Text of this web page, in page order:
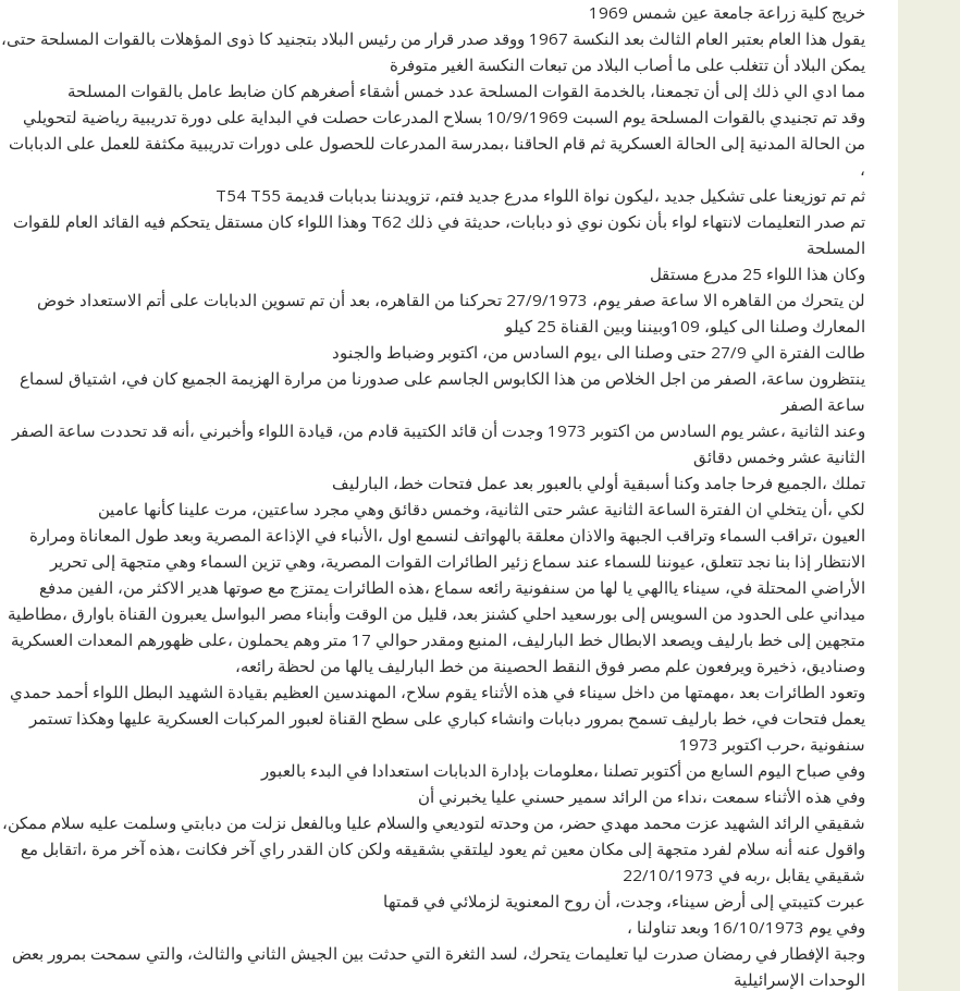
خريج كلية زراعة جامعة عين شمس 1969
يقول هذا العام بعتبر العام الثالث بعد النكسة 1967 ووقد صدر قرار من رئيس البلاد بتجنيد كا ذوى المؤهلات بالقوات المسلحة حتى،
يمكن البلاد أن تتغلب على ما أصاب البلاد من تبعات النكسة الغير متوفرة
مما ادي الي ذلك إلى أن تجمعنا، بالخدمة القوات المسلحة عدد خمس أشقاء أصغرهم كان ضابط عامل بالقوات المسلحة
وقد تم تجنيدي بالقوات المسلحة يوم السبت 10/9/1969 بسلاح المدرعات حصلت في البداية على دورة تدريبية رياضية لتحويلي
من الحالة المدنية إلى الحالة العسكرية ثم قام الحاقنا ،بمدرسة المدرعات للحصول على دورات تدريبية مكثفة للعمل على الدبابات
،
ثم تم توزيعنا على تشكيل جديد ،ليكون نواة اللواء مدرع جديد فتم، تزويدننا بدبابات قديمة T54 T55
تم صدر التعليمات لانتهاء لواء بأن نكون نوي ذو دبابات، حديثة في ذلك T62 وهذا اللواء كان مستقل يتحكم فيه القائد العام للقوات
المسلحة
وكان هذا اللواء 25 مدرع مستقل
لن يتحرك من القاهره الا ساعة صفر يوم، 27/9/1973 تحركنا من القاهره، بعد أن تم تسوين الدبابات على أتم الاستعداد خوض
المعارك وصلنا الى كيلو، 109وبيننا وبين القناة 25 كيلو
طالت الفترة الي 27/9 حتى وصلنا الى ،يوم السادس من، اكتوبر وضباط والجنود
ينتظرون ساعة، الصفر من اجل الخلاص من هذا الكابوس الجاسم على صدورنا من مرارة الهزيمة الجميع كان في، اشتياق لسماع
ساعة الصفر
وعند الثانية ،عشر يوم السادس من اكتوبر 1973 وجدت أن قائد الكتيبة قادم من، قيادة اللواء وأخبرني ،أنه قد تحددت ساعة الصفر
الثانية عشر وخمس دقائق
تملك ،الجميع فرحا جامد وكنا أسبقية أولي بالعبور بعد عمل فتحات خط، البارليف
لكي ،أن يتخلي ان الفترة الساعة الثانية عشر حتى الثانية، وخمس دقائق وهي مجرد ساعتين، مرت علينا كأنها عامين
العيون ،تراقب السماء وتراقب الجبهة والاذان معلقة بالهواتف لنسمع اول ،الأنباء في الإذاعة المصرية وبعد طول المعاناة ومرارة
الانتظار إذا بنا نجد تتعلق، عيوننا للسماء عند سماع زئير الطائرات القوات المصرية، وهي تزين السماء وهي متجهة إلى تحرير
الأراضي المحتلة في، سيناء ياالهي يا لها من سنفونية رائعه سماع ،هذه الطائرات يمتزج مع صوتها هدير الاكثر من، الفين مدفع
ميداني على الحدود من السويس إلى بورسعيد احلي كشنز بعد، قليل من الوقت وأبناء مصر البواسل يعبرون القناة باوارق ،مطاطية
متجهين إلى خط بارليف ويصعد الابطال خط البارليف، المنبع ومقدر حوالي 17 متر وهم يحملون ،على ظهورهم المعدات العسكرية
وصناديق، ذخيرة ويرفعون علم مصر فوق النقط الحصينة من خط البارليف يالها من لحظة رائعه،
وتعود الطائرات بعد ،مهمتها من داخل سيناء في هذه الأثناء يقوم سلاح، المهندسين العظيم بقيادة الشهيد البطل اللواء أحمد حمدي
يعمل فتحات في، خط بارليف تسمح بمرور دبابات وانشاء كباري على سطح القناة لعبور المركبات العسكرية عليها وهكذا تستمر
سنفونية ،حرب اكتوبر 1973
وفي صباح اليوم السابع من أكتوبر تصلنا ،معلومات بإدارة الدبابات استعدادا في البدء بالعبور
وفي هذه الأثناء سمعت ،نداء من الرائد سمير حسني عليا يخبرني أن
شقيقي الرائد الشهيد عزت محمد مهدي حضر، من وحدته لتوديعي والسلام عليا وبالفعل نزلت من دبابتي وسلمت عليه سلام ممكن،
واقول عنه أنه سلام لفرد متجهة إلى مكان معين ثم يعود ليلتقي بشقيقه ولكن كان القدر راي آخر فكانت ،هذه آخر مرة ،اتقابل مع
شقيقي يقابل ،ربه في 22/10/1973
عبرت كتيبتي إلى أرض سيناء، وجدت، أن روح المعنوية لزملائي في قمتها
وفي يوم 16/10/1973 وبعد تناولنا ،
وجبة الإفطار في رمضان صدرت ليا تعليمات يتحرك، لسد الثغرة التي حدثت بين الجيش الثاني والثالث، والتي سمحت بمرور بعض
الوحدات الإسرائيلية